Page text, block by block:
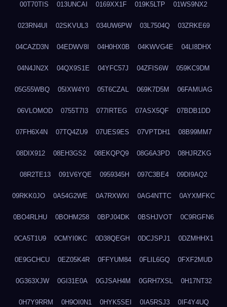
00T70TIS 013UNCAI 0169XX1F 019K5LTP 01WS9NX2
023RN4UI 02SKVUL3 034UW6PW 03L7504Q 03ZRKE69
04CAZD3N 04EDWV8I 04H0HX0B 04KWVG4E 04LI8DHX
04N4JN2X 04QX9S1E 04YFC57J 04ZFIS6W 059KC9DM
05G55WBQ 05IXW4Y0 05T6CZAL 069K7D5M 06FAMUAG
06VLOMOD 0755T7I3 077IRTEG 07ASX5QF 07BDB1DD
07FH6X4N 07TQ4ZU9 07UES9ES 07VPTDH1 08B99MM7
08DIX912 08EH3GS2 08EKQPQ9 08G6A3PD 08HJRZKG
08R2TE13 091V6YQE 0959345H 097C3BE4 09DI9AQ2
09RKK0JO 0A54G2WE 0A7RXWXI 0AG4NTTC 0AYXMFKC
0BO4RLHU 0BOHM258 0BPJ04DK 0BSHJVOT 0C9RGFN6
0CA5T1U9 0CMYI0KC 0D38QEGH 0DCJSPJ1 0DZMHHX1
0E9GCHCU 0EZ05K4R 0FFYUM84 0FLIL6GQ 0FXF2MUD
0G363XJW 0GI31E0A 0GJSAH4M 0GRH7XSL 0H17NT32
0H7Y9RRM 0H9OI0N1 0HYK5SEI 0IA5RSJ3 0IF4Y4UQ